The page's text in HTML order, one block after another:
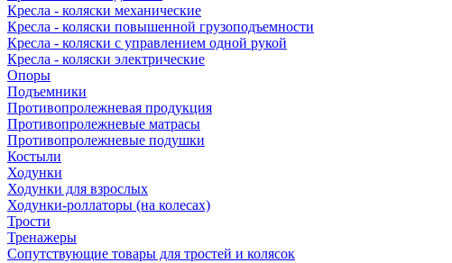
Кресла - коляски механические
Кресла - коляски повышенной грузоподъемности
Кресла - коляски с управлением одной рукой
Кресла - коляски электрические
Опоры
Подъемники
Противопролежневая продукция
Противопролежневые матрасы
Противопролежневые подушки
Костыли
Ходунки
Ходунки для взрослых
Ходунки-роллаторы (на колесах)
Трости
Тренажеры
Сопутствующие товары для тростей и колясок